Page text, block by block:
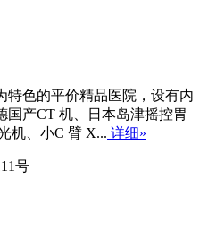
特色的平价精品医院，设有内
国产CT 机、日本岛津摇控胃
机、小C 臂 X... 详细»
号